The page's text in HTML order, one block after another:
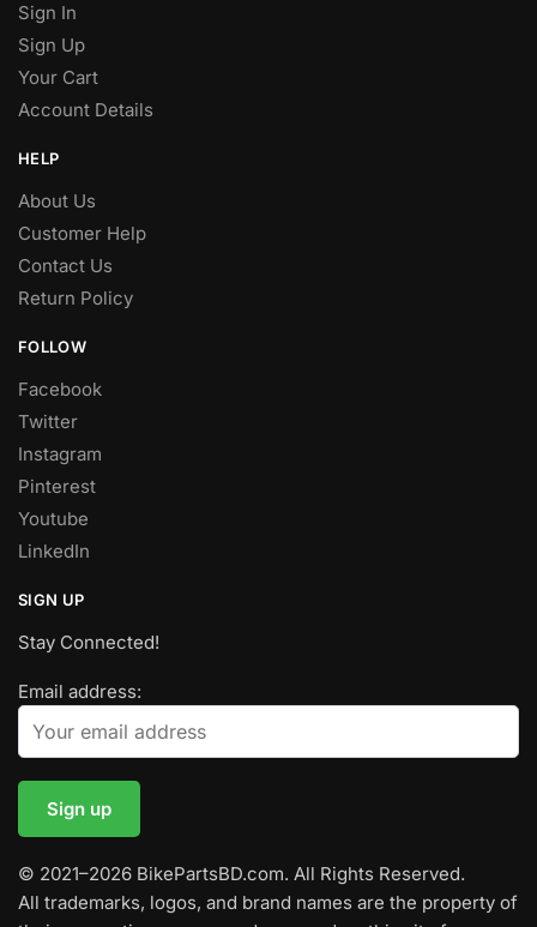
Sign In
Sign Up
Your Cart
Account Details
HELP
About Us
Customer Help
Contact Us
Return Policy
FOLLOW
Facebook
Twitter
Instagram
Pinterest
Youtube
LinkedIn
SIGN UP
Stay Connected!
Email address:
© 2021–2026 BikePartsBD.com. All Rights Reserved.
All trademarks, logos, and brand names are the property of